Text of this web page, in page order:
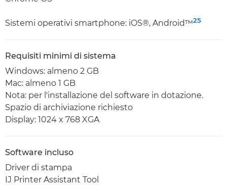
Sistemi operativi smartphone: iOS®, Android™25
Requisiti minimi di sistema
Windows: almeno 2 GB
Mac: almeno 1 GB
Nota: per l'installazione del software in dotazione.
Spazio di archiviazione richiesto
Display: 1024 x 768 XGA
Software incluso
Driver di stampa
IJ Printer Assistant Tool